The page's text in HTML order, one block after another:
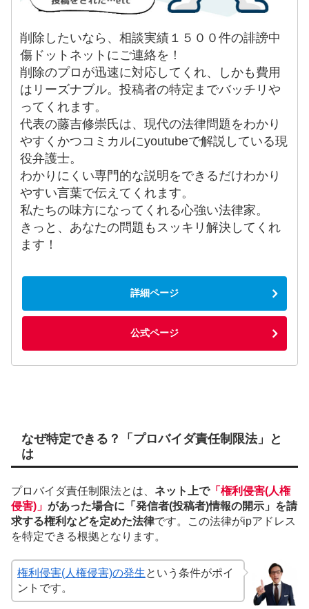
削除したいなら、相談実績１５００件の誹謗中
傷ドットネットにご連絡を！
削除のプロが迅速に対応してくれ、しかも費用
はリーズナブル。投稿者の特定までバッチリや
ってくれます。
代表の藤吉修崇氏は、現代の法律問題をわかり
やすくかつコミカルにyoutubeで解説している現
役弁護士。
わかりにくい専門的な説明をできるだけわかり
やすい言葉で伝えてくれます。
私たちの味方になってくれる心強い法律家。
きっと、あなたの問題もスッキリ解決してくれ
ます！
詳細ページ
公式ページ
なぜ特定できる？「プロバイダ責任制限法」と
は
プロバイダ責任制限法とは、 ネット上で「権利侵害(人権
侵害)」 があった場合に「発信者(投稿者)情報の開示」を請
求する権利などを定めた法律です。この法律がipアドレス
を特定できる根拠となります。
権利侵害(人権侵害)の発生という条件がポイ
ントです。